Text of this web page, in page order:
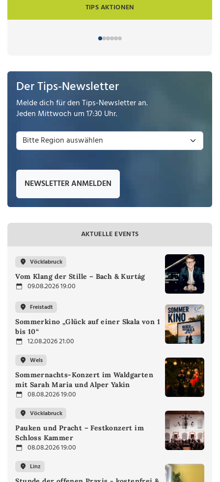
TIPS AKTIONEN
Der Tips-Newsletter
Melde dich für den Tips-Newsletter an.
Jeden Mittwoch um 17:30 Uhr.
NEWSLETTER ANMELDEN
AKTUELLE EVENTS
Vöcklabruck
Vom Klang der Stille – Bach & Kurtág
09.08.2026 19:00
Freistadt
Sommerkino „Glück auf einer Skala von 1
bis 10“
12.08.2026 21:00
Wels
Sommernachts-Konzert im Waldgarten
mit Sarah Maria und Alper Yakin
08.08.2026 19:00
Vöcklabruck
Pauken und Pracht – Festkonzert im
Schloss Kammer
08.08.2026 19:00
Linz